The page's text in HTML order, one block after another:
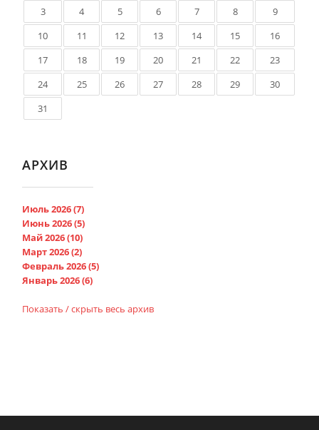
3
4 5 6 7 8
9
10
11 12 13 14 15
16
17
18 19 20 21 22
23
24
25 26 27 28 29
30
31
АРХИВ
Июль 2026 (7)
Июнь 2026 (5)
Май 2026 (10)
Март 2026 (2)
Февраль 2026 (5)
Январь 2026 (6)
Показать / скрыть весь архив